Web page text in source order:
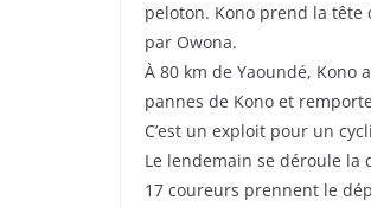
peloton. Kono prend la
par Owona.
À 80 km de Yaoundé, Kono
pannes de Kono et
C’est un exploit pour un
Le lendemain se déroule la
17 coureurs prennent le